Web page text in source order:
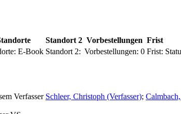
Standort 2 Vorbestellungen Frist
E-Book Standort 2: Vorbestellungen: 0 Frist:
Verfasser Schleer, Christoph (Verfasser);